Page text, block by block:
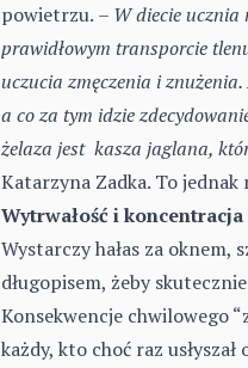
powietrzu. – W diecie ucznia
prawidłowym transporcie
uczucia zmęczenia i
a co za tym idzie
żelaza jest kasza jaglana,
Katarzyna Zadka. To
Wytrwałość i koncentracja
Wystarczy hałas za
długopisem, żeby
Konsekwencje chwilowego
każdy, kto choć raz